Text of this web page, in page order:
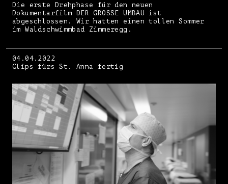
Die erste Drehphase für den neuen
Dokumentarfilm DER GROSSE UMBAU ist
abgeschlossen. Wir hatten einen tollen Sommer
im Waldschwimmbad Zimmeregg.
04.04.2022
Clips fürs St. Anna fertig